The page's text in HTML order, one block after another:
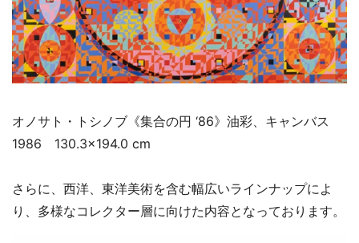
オノサト・トシノブ《集合の円 ‘86》油彩、キャンバス
1986 130.3×194.0 cm
さらに、西洋、東洋美術を含む幅広いラインナップによ
り、多様なコレクター層に向けた内容となっております。